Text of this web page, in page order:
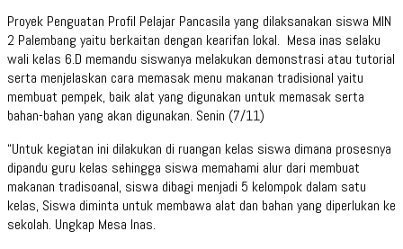
Proyek Penguatan Profil Pelajar Pancasila yang dilaksanakan siswa MIN
2 Palembang yaitu berkaitan dengan kearifan lokal. Mesa inas selaku
wali kelas 6.D memandu siswanya melakukan demonstrasi atau tutorial
serta menjelaskan cara memasak menu makanan tradisional yaitu
membuat pempek, baik alat yang digunakan untuk memasak serta
bahan-bahan yang akan digunakan. Senin (7/11)
“Untuk kegiatan ini dilakukan di ruangan kelas siswa dimana prosesnya
dipandu guru kelas sehingga siswa memahami alur dari membuat
makanan tradisoanal, siswa dibagi menjadi 5 kelompok dalam satu
kelas, Siswa diminta untuk membawa alat dan bahan yang diperlukan ke
sekolah. Ungkap Mesa Inas.